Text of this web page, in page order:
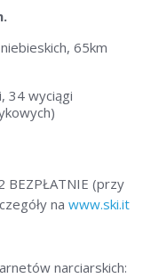
65km
34 wyciągi
BEZPŁATNIE (przy
na www.ski.it
narciarskich: